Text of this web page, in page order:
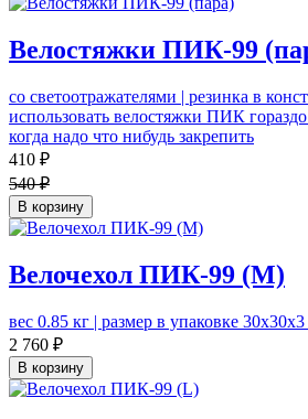
Велостяжки ПИК-99
со светоотражателями | резинка в
использовать велостяжки ПИК
когда надо что нибудь закрепить
410 ₽
540 ₽
В корзину
Велочехол ПИК-99 (M)
вес 0.85 кг | размер в упаковке
2 760 ₽
В корзину